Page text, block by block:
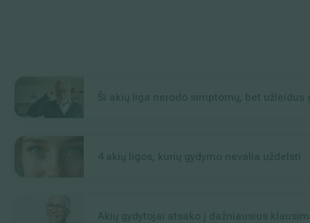
Ši akių liga nerodo simptomų, bet užleidus
4 akių ligos, kurių gydymo nevalia uždelsti
Akių gydytojai atsako į dažniausius